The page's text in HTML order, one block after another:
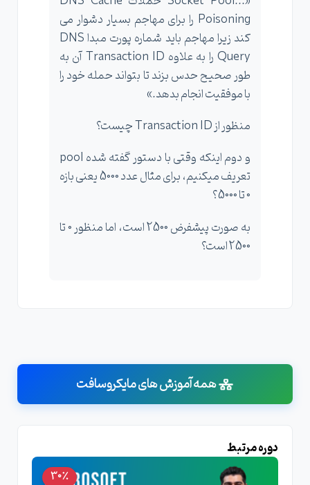
Poisoning را برای مهاجم بسیار دشوار می
کند زیرا مهاجم باید شماره پورت مبدا DNS
Query را به علاوه Transaction ID آن به
طور صحیح حدس بزند تا بتواند حمله خود را
با موفقیت انجام بدهد.»
منظور از Transaction ID چیست؟
و دوم اینکه وقتی با دستور گفته شده pool
تعریف میکنیم، برای مثال عدد 5000 یعنی بازه
0 تا 5000؟
به صورت پیشفرض 2500 است، اما منظور 0 تا
2500 است؟
همه آموزش های مایکروسافت
دوره مرتبط
30٪